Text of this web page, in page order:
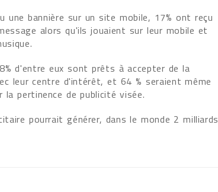
une bannière sur un site mobile, 17% ont reçu
alors qu'ils jouaient sur leur mobile et
d'entre eux sont prêts à accepter de la
leur centre d'intérêt, et 64 % seraient même
pertinence de publicité visée.
pourrait générer, dans le monde 2 milliards